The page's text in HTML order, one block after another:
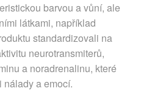
barvou a vůní, ale
látkami, například
standardizovali na
neurotransmiterů,
a noradrenalinu, které
a emocí.